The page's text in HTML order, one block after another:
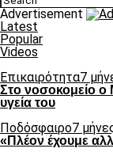
Advertisement
Latest
Popular
Videos
Επικαιρότητα7
Στο νοσοκομείο ο
υγεία του
Ποδόσφαιρο7
«Πλέον έχουμε